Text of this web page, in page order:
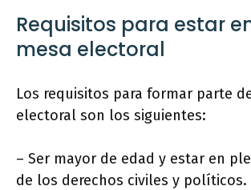
Requisitos para estar
mesa electoral
Los requisitos para formar parte
electoral son los siguientes:
– Ser mayor de edad y estar en
de los derechos civiles y políticos.